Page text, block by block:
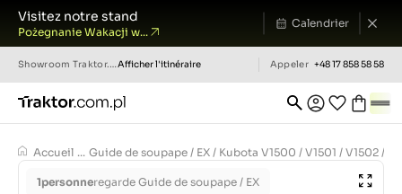
Visitez notre stand
Pożegnanie Wakacji w...
Calendrier
Showroom Traktor.com.pl Afficher l'itinéraire Appeler +48 17 858 58 58
Accueil ... Guide de soupape / EX / Kubota V1500 / V1501 / V1502 /
1personneregarde Guide de soupape / EX